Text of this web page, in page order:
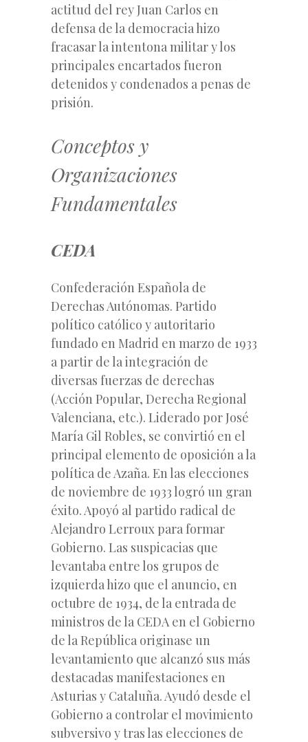
actitud del rey Juan Carlos en
defensa de la democracia hizo
fracasar la intentona militar y los
principales encartados fueron
detenidos y condenados a penas de
prisión.
Conceptos y
Organizaciones
Fundamentales
CEDA
Confederación Española de
Derechas Autónomas. Partido
político católico y autoritario
fundado en Madrid en marzo de 1933
a partir de la integración de
diversas fuerzas de derechas
(Acción Popular, Derecha Regional
Valenciana, etc.). Liderado por José
María Gil Robles, se convirtió en el
principal elemento de oposición a la
política de Azaña. En las elecciones
de noviembre de 1933 logró un gran
éxito. Apoyó al partido radical de
Alejandro Lerroux para formar
Gobierno. Las suspicacias que
levantaba entre los grupos de
izquierda hizo que el anuncio, en
octubre de 1934, de la entrada de
ministros de la CEDA en el Gobierno
de la República originase un
levantamiento que alcanzó sus más
destacadas manifestaciones en
Asturias y Cataluña. Ayudó desde el
Gobierno a controlar el movimiento
subversivo y tras las elecciones de